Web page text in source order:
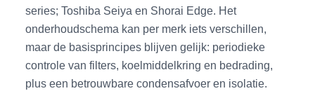
series; Toshiba Seiya en Shorai Edge. Het
onderhoudschema kan per merk iets verschillen,
maar de basisprincipes blijven gelijk: periodieke
controle van filters, koelmiddelkring en bedrading,
plus een betrouwbare condensafvoer en isolatie.